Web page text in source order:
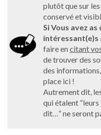
plutôt que sur
conservé et
Si Vous avez
intéressant(e)s
faire encitant
de trouver des
des
place ici !
Autrement dit,
qui étalent “leurs
dit…” ne seront